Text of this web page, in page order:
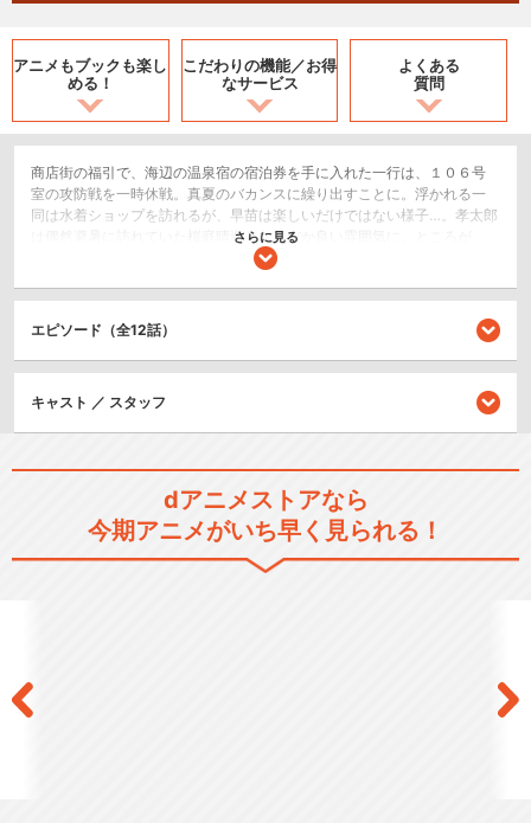
アニメもブックも楽し
める！
こだわりの機能／お得
なサービス
よくある
質問
商店街の福引で、海辺の温泉宿の宿泊券を手に入れた一行は、１０６号
室の攻防戦を一時休戦。真夏のバカンスに繰り出すことに。浮かれる一
同は水着ショップを訪れるが、早苗は楽しいだけではない様子…。孝太郎
は偶然避暑に訪れていた桜庭晴海となんだか良い雰囲気に。ところが、
はしゃぐ美女軍団に怪しげな影が忍び寄っていて――！？
SF/ファンタジー
コメディ/ギャグ
恋愛/ラブコメ
さらに見る
エピソード（全12話）
キャスト ／ スタッフ
dアニメストアなら
今期アニメがいち早く見られる！